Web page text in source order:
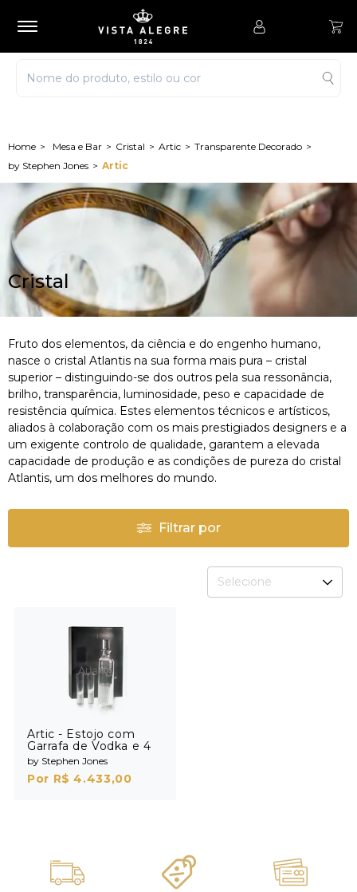
Mesa e Bar Cristal Artic
Transparente Decorado
by Stephen Jones
Artic
Cristal
Fruto dos elementos, da ciência e do engenho humano,
nasce o cristal Atlantis na sua forma mais pura – cristal
superior – distinguindo-se dos outros pela sua ressonância,
brilho, transparência, luminosidade, peso e capacidade de
resistência química. Estes elementos técnicos e artísticos,
aliados à colaboração com os mais prestigiados designers e a
um exigente controlo de qualidade, garantem a elevada
capacidade de produção e as condições de pureza do cristal
Atlantis, um dos melhores do mundo.
Filtrar por
Selecione
Artic - Estojo com
Garrafa de Vodka e 4
Shots
by Stephen Jones
Por R$ 4.433,00